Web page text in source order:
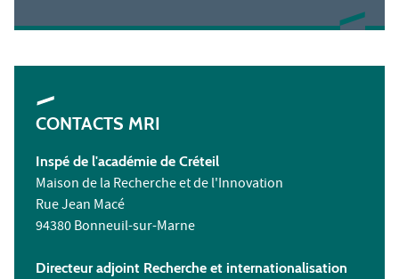
CONTACTS MRI
Inspé de l'académie de Créteil
Maison de la Recherche et de l'Innovation
Rue Jean Macé
94380 Bonneuil-sur-Marne
Directeur adjoint Recherche et internationalisation